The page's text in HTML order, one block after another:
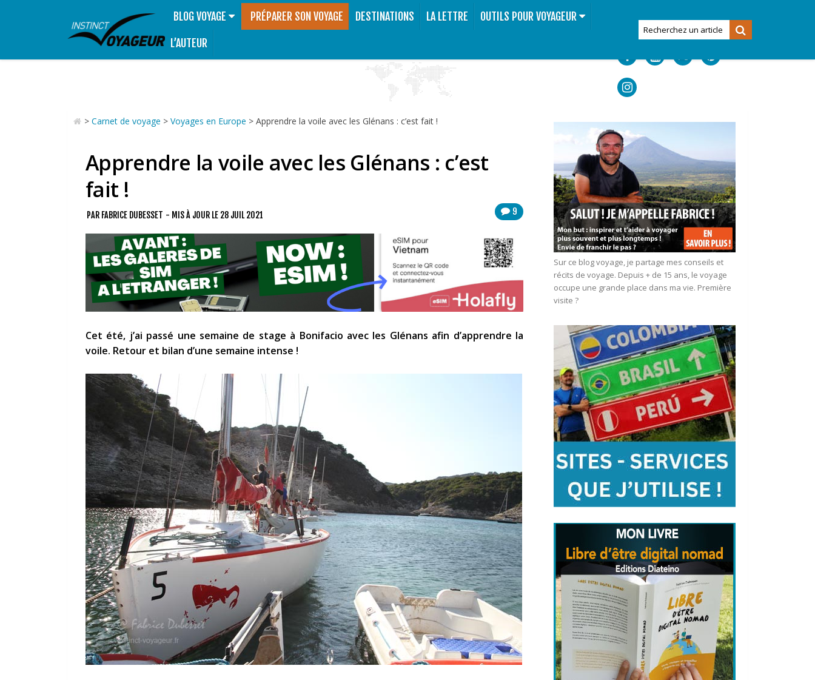
BLOG VOYAGE PRÉPARER SON VOYAGE DESTINATIONS LA LETTRE
OUTILS POUR VOYAGEUR
L’AUTEUR
> Carnet de voyage > Voyages en Europe > Apprendre la voile avec les Glénans : c’est fait !
Apprendre la voile avec les Glénans : c’est
fait !
9
PAR FABRICE DUBESSET - MIS À JOUR LE 28 JUIL 2021
Cet été, j’ai passé une semaine de stage à Bonifacio avec les Glénans afin d’apprendre la
voile. Retour et bilan d’une semaine intense !
Sur ce blog voyage, je partage mes conseils et
récits de voyage. Depuis + de 15 ans, le voyage
occupe une grande place dans ma vie. Première
visite ?